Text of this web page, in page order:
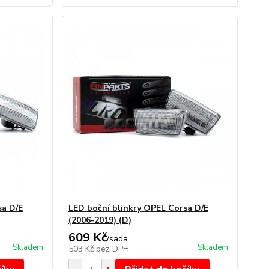
D/E
Skladem
LED boční blinkry OPEL Corsa D/E
(2006-2019) (D)
609 Kč/sada
503 Kč bez DPH Skladem